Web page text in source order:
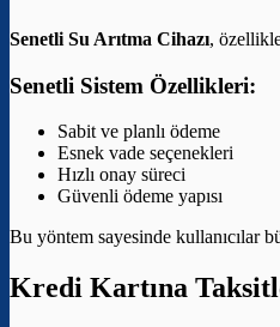
Senetli Su Arıtma Cihazı,
Senetli Sistem Özellikleri:
Sabit ve planlı ödeme
Esnek vade seçenekleri
Hızlı onay süreci
Güvenli ödeme yapısı
Bu yöntem sayesinde kullanıcılar
Kredi Kartına